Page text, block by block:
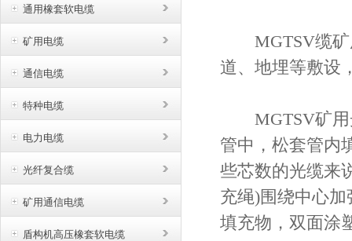
通用橡套软电缆
矿用电缆
通信电缆
特种电缆
电力电缆
光纤复合缆
矿用通信电缆
盾构机高压橡套软电缆
MGTSV缆矿
道、地埋等敷设
MGTSV矿用
管中，松套管内
些芯数的光缆来
充绳)围绕中心
填充物，双面涂